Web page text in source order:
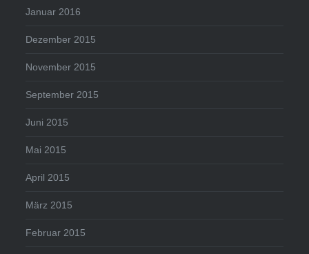
Januar 2016
Dezember 2015
November 2015
September 2015
Juni 2015
Mai 2015
April 2015
März 2015
Februar 2015